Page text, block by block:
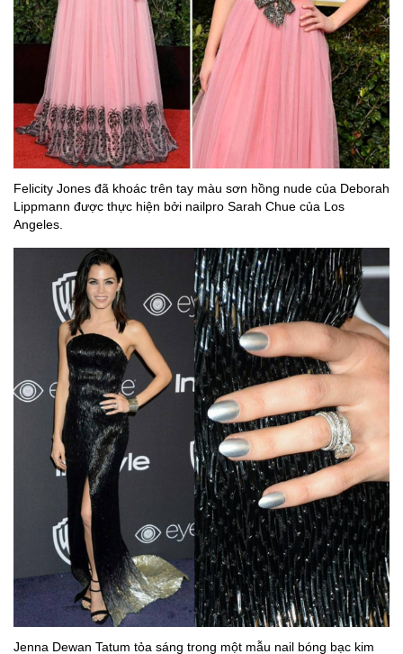
Felicity Jones đã khoác trên tay màu sơn hồng nude của Deborah
Lippmann được thực hiện bởi nailpro Sarah Chue của Los
Angeles.
Jenna Dewan Tatum tỏa sáng trong một mẫu nail bóng bạc kim